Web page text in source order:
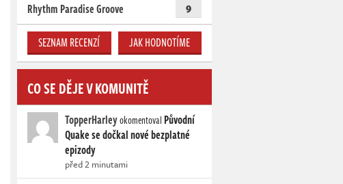
Rhythm Paradise Groove 9
SEZNAM RECENZÍ JAK HODNOTÍME
CO SE DĚJE V KOMUNITĚ
TopperHarleyokomentoval Původní
Quake se dočkal nové bezplatné
epizody
před 2 minutami